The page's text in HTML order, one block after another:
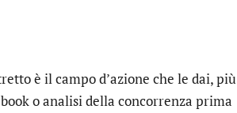
è il campo d’azione che le dai, più
o analisi della concorrenza prima